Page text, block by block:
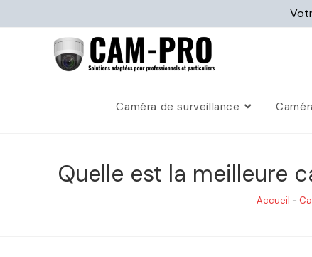
Caméra de surveillance
Quelle est la meilleure
Accueil -